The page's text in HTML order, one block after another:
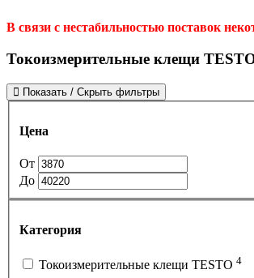
В связи с нестабильностью поставок
Токоизмерительные клещи
Показать / Скрыть фильтры
Цена
От
До
Категория
Токоизмерительные клещи TESTO 4